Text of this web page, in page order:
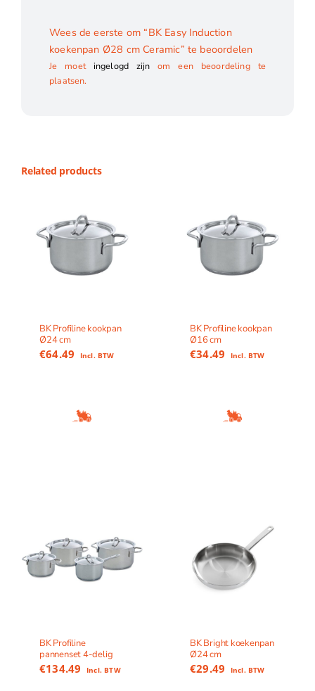
Wees de eerste om “BK Easy Induction
koekenpan Ø28 cm Ceramic” te beoordelen
Je moet ingelogd zijn om een beoordeling te
plaatsen.
Related products
BK Profiline kookpan
Ø24 cm
€64.49 Incl. BTW
BK Profiline kookpan
Ø16 cm
€34.49 Incl. BTW
BK Profiline
pannenset 4-delig
€134.49 Incl. BTW
BK Bright koekenpan
Ø24 cm
€29.49 Incl. BTW